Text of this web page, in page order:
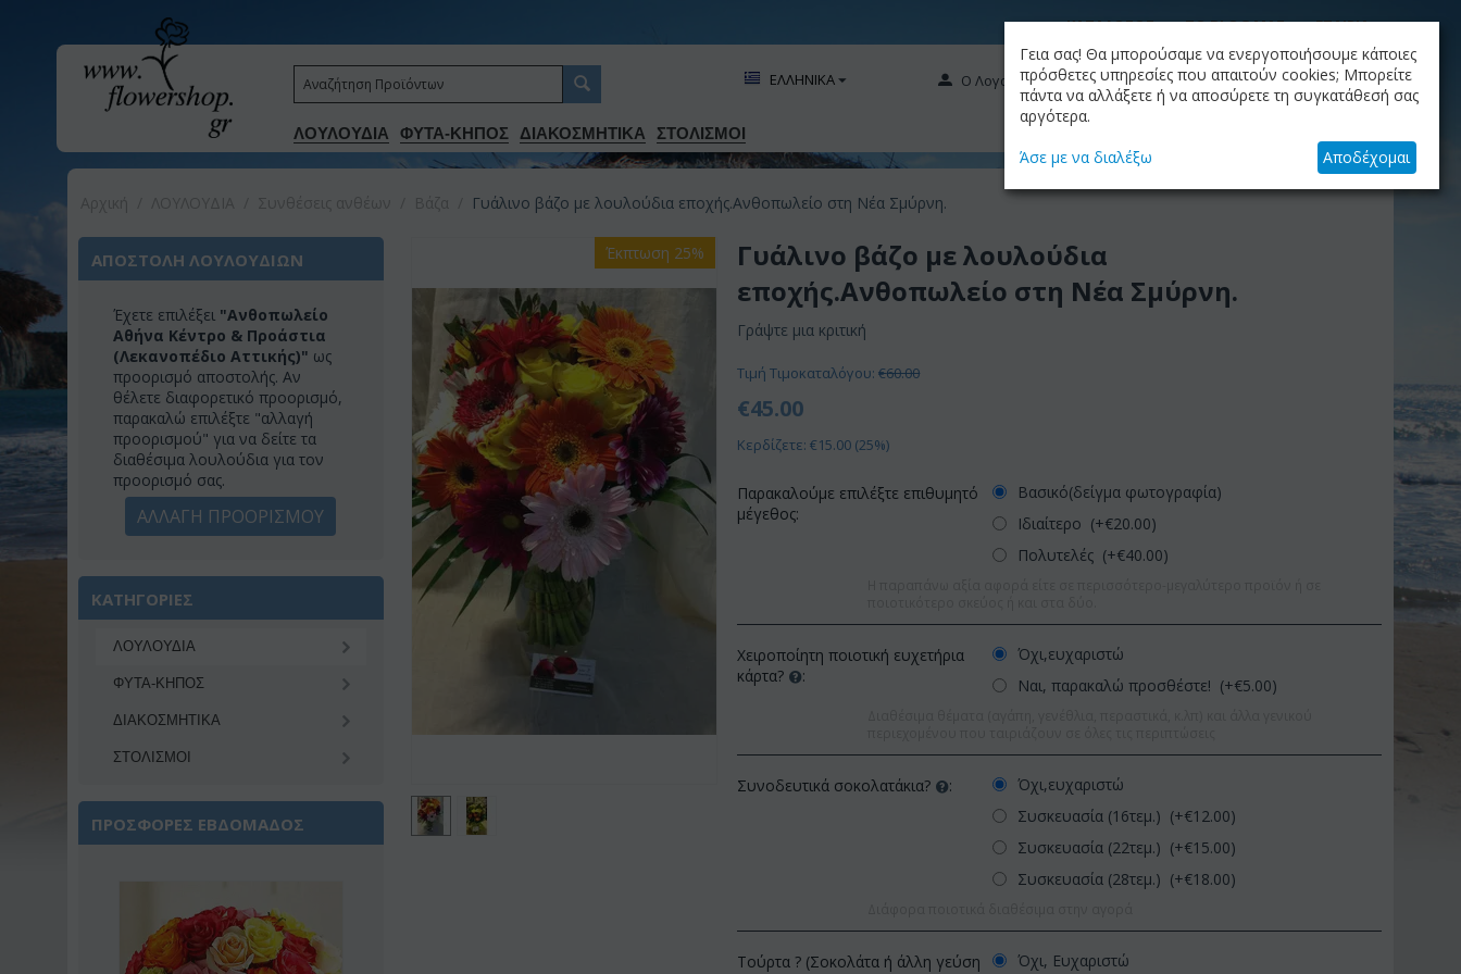
ΚΑΤΑΛΟΓΟΣ ΤΟ BLOG ΜΑΣ ΕΤΑΙΡΙΑ
ΛΟΥΛΟΥΔΙΑ ΦΥΤΑ-ΚΗΠΟΣ ΔΙΑΚΟΣΜΗΤΙΚA ΣΤΟΛΙΣΜΟΙ
Ο Λογαριασμός μου
ΕΛΛΗΝΙΚΑ
+30.210.9319884
ΚΑΛΆΘΙ
Το καλάθι είναι άδειο
Γυάλινο βάζο με λουλούδια εποχής.Ανθοπωλείο στη Νέα Σμύρνη.
ΑΠΟΣΤΟΛΗ ΛΟΥΛΟΥΔΙΩΝ
Έχετε επιλέξει "Ανθοπωλείο
Αθήνα Κέντρο & Προάστια
(Λεκανοπέδιο Αττικής)" ως
προορισμό αποστολής. Αν
θέλετε διαφορετικό προορισμό,
παρακαλώ επιλέξτε "αλλαγή
προορισμού" για να δείτε τα
διαθέσιμα λουλούδια για τον
προορισμό σας.
ΑΛΛΑΓΗ ΠΡΟΟΡΙΣΜΟΥ
ΚΑΤΗΓΟΡΙΕΣ
ΛΟΥΛΟΥΔΙΑ
ΦΥΤΑ-ΚΗΠΟΣ
ΔΙΑΚΟΣΜΗΤΙΚA
ΣΤΟΛΙΣΜΟΙ
ΠΡΟΣΦΟΡΕΣ ΕΒΔΟΜΑΔΟΣ
Έκπτωση 25%
Γυάλινο βάζο με λουλούδια
εποχής.Ανθοπωλείο στη Νέα Σμύρνη.
Γράψτε μια κριτική
Τιμή Τιμοκαταλόγου: €60.00
€45.00
Κερδίζετε: €15.00 (25%)
Παρακαλούμε επιλέξτε επιθυμητό
μέγεθος:
Βασικό(δείγμα φωτογραφία)
Ιδιαίτερο (+€20.00)
Πολυτελές (+€40.00)
Χειροποίητη ποιοτική ευχετήρια
κάρτα?
:
Όχι,ευχαριστώ
Ναι, παρακαλώ προσθέστε! (+€5.00)
Συνοδευτικά σοκολατάκια? :
Όχι,ευχαριστώ
Συσκευασία (16τεμ.) (+€12.00)
Συσκευασία (22τεμ.) (+€15.00)
Συσκευασία (28τεμ.) (+€18.00)
Τούρτα ? (Σοκολάτα ή άλλη γεύση
Όχι, Ευχαριστώ
Γεια σας! Θα μπορούσαμε να ενεργοποιήσουμε κάποιες
πρόσθετες υπηρεσίες που απαιτούν cookies; Μπορείτε
πάντα να αλλάξετε ή να αποσύρετε τη συγκατάθεσή σας
αργότερα.
Άσε με να διαλέξω Αποδέχομαι